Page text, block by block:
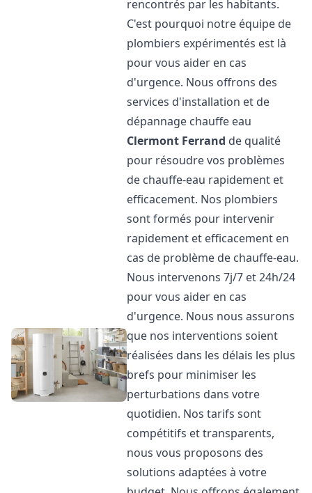
rencontrés par les habitants.
C'est pourquoi notre équipe de
plombiers expérimentés est là
pour vous aider en cas
d'urgence. Nous offrons des
services d'installation et de
dépannage chauffe eau
Clermont Ferrand de qualité
pour résoudre vos problèmes
de chauffe-eau rapidement et
efficacement. Nos plombiers
sont formés pour intervenir
rapidement et efficacement en
cas de problème de chauffe-eau.
Nous intervenons 7j/7 et 24h/24
pour vous aider en cas
d'urgence. Nous nous assurons
que nos interventions soient
réalisées dans les délais les plus
brefs pour minimiser les
perturbations dans votre
quotidien. Nos tarifs sont
compétitifs et transparents,
nous vous proposons des
solutions adaptées à votre